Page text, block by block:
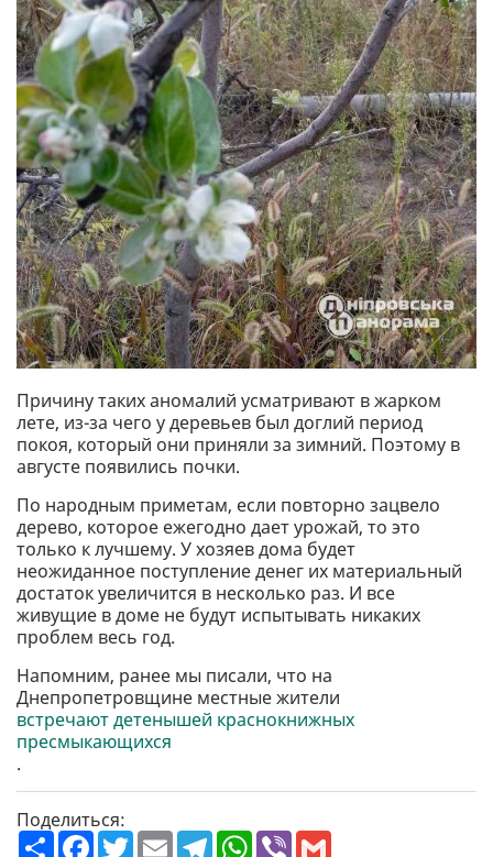
Причину таких аномалий усматривают в жарком
лете, из-за чего у деревьев был доглий период
покоя, который они приняли за зимний. Поэтому в
августе появились почки.
По народным приметам, если повторно зацвело
дерево, которое ежегодно дает урожай, то это
только к лучшему. У хозяев дома будет
неожиданное поступление денег их материальный
достаток увеличится в несколько раз. И все
живущие в доме не будут испытывать никаких
проблем весь год.
Напомним, ранее мы писали, что на
Днепропетровщине местные жители
встречают детенышей краснокнижных
пресмыкающихся
.
Поделиться:
П
F T E T W V